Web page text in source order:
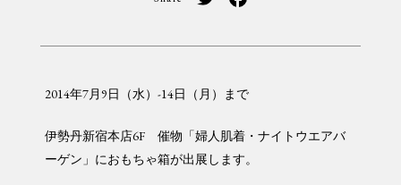
2014年7月9日（水）-14日（月）まで
伊勢丹新宿本店6F 催物「婦人肌着・ナイトウエアバ
ーゲン」におもちゃ箱が出展します。